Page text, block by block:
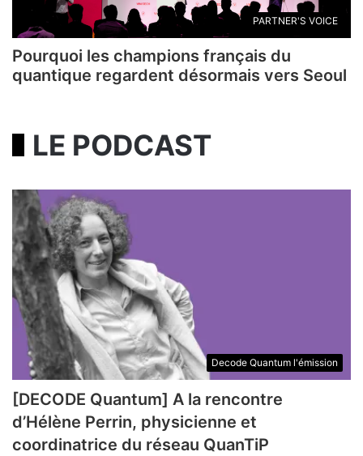
PARTNER'S VOICE
Pourquoi les champions français du
quantique regardent désormais vers Seoul
LE PODCAST
Decode Quantum l'émission
[DECODE Quantum] A la rencontre
d’Hélène Perrin, physicienne et
coordinatrice du réseau QuanTiP